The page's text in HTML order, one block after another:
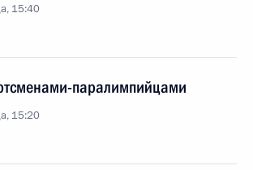
15:40
паралимпийцами
15:20